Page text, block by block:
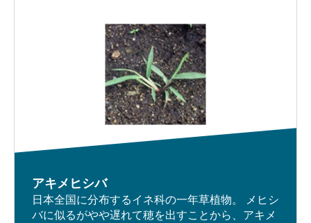
アキメヒシバ
日本全国に分布するイネ科の一年草植物。 メヒシ
バに似るがやや遅れて穂を出すことから、アキメ